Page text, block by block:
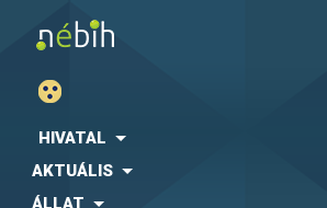
HIVATAL
AKTUÁLIS
ÁLLAT